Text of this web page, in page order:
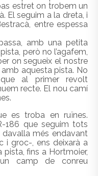
estret on trobem un
El seguim a la dreta, i
entre espessa
amb una petita
però no l’agafem,
on segueix el nostre
aquesta pista. No
al primer revolt
recte. El nou camí
es troba en ruïnes.
186 que seguim tots
davalla més endavant
i groc-, ens deixarà a
pista, fins a Hortmoier,
camp de conreu